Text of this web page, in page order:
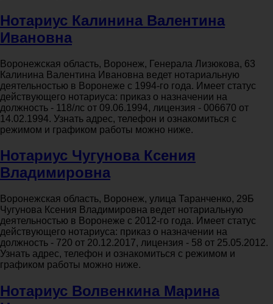
Нотариус Калинина Валентина
Ивановна
Воронежская область, Воронеж, Генерала Лизюкова, 63
Калинина Валентина Ивановна ведет нотариальную
деятельностью в Воронеже с 1994-го года. Имеет статус
действующего нотариуса: приказ о назначении на
должность - 118/лс от 09.06.1994, лицензия - 006670 от
14.02.1994. Узнать адрес, телефон и ознакомиться с
режимом и графиком работы можно ниже.
Нотариус Чугунова Ксения
Владимировна
Воронежская область, Воронеж, улица Таранченко, 29Б
Чугунова Ксения Владимировна ведет нотариальную
деятельностью в Воронеже с 2012-го года. Имеет статус
действующего нотариуса: приказ о назначении на
должность - 720 от 20.12.2017, лицензия - 58 от 25.05.2012.
Узнать адрес, телефон и ознакомиться с режимом и
графиком работы можно ниже.
Нотариус Волвенкина Марина